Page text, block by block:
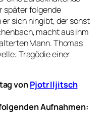
später folgende
sich hingibt, der sonst
macht aus ihm
Mann. Thomas
Tragödie einer
vonPjotr Iljitsch
Aufnahmen: